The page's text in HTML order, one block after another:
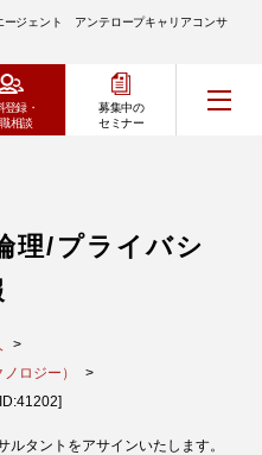
ージェント アンテロープキャリアコンサ
登録・
相談
募集中の
セミナー
理/プライバシ
ロジー）
タントをアサインいたします。